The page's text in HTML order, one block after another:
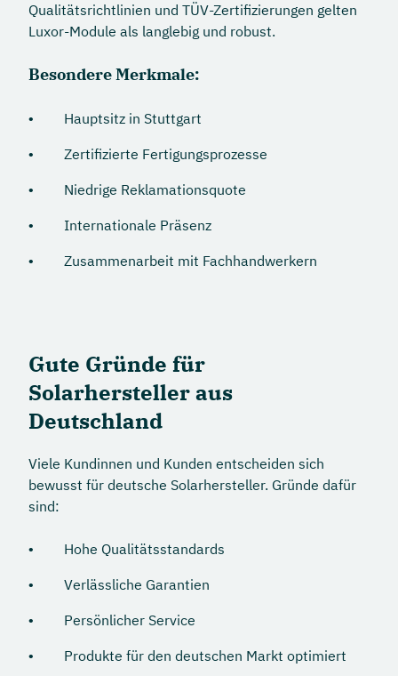
Qualitätsrichtlinien und TÜV-Zertifizierungen gelten
Luxor-Module als langlebig und robust.
Besondere Merkmale:
Hauptsitz in Stuttgart
Zertifizierte Fertigungsprozesse
Niedrige Reklamationsquote
Internationale Präsenz
Zusammenarbeit mit Fachhandwerkern
Gute Gründe für
Solarhersteller aus
Deutschland
Viele Kundinnen und Kunden entscheiden sich
bewusst für deutsche Solarhersteller. Gründe dafür
sind:
Hohe Qualitätsstandards
Verlässliche Garantien
Persönlicher Service
Produkte für den deutschen Markt optimiert